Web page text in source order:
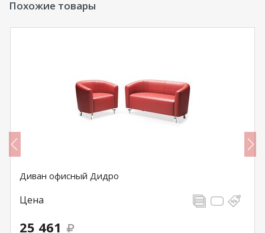
Похожие товары
Диван офисный Дидро
Цена
25 461